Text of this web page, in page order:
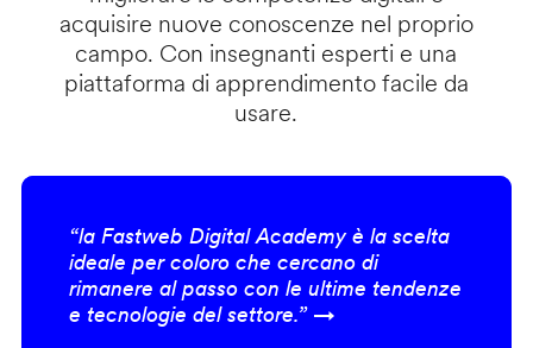
acquisire nuove conoscenze nel proprio
campo. Con insegnanti esperti e una
piattaforma di apprendimento facile da
usare.
“la Fastweb Digital Academy è la scelta
ideale per coloro che cercano di
rimanere al passo con le ultime tendenze
e tecnologie del settore.” →